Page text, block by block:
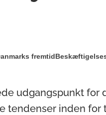
fremtid
udgangspunkt for
tendenser inden